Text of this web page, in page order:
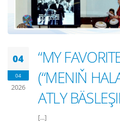
04
04
2026
“MY
(“MENIŇ
ATLY
[...]